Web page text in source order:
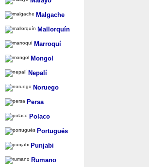
Malgache
Mallorquín
Marroquí
Mongol
Nepalí
Noruego
Persa
Polaco
Portugués
Punjabi
Rumano